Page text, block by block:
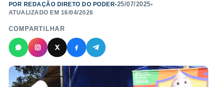
POR REDAÇÃO DIRETO DO PODER•25/07/2025•
ATUALIZADO EM 16/04/2026
COMPARTILHAR